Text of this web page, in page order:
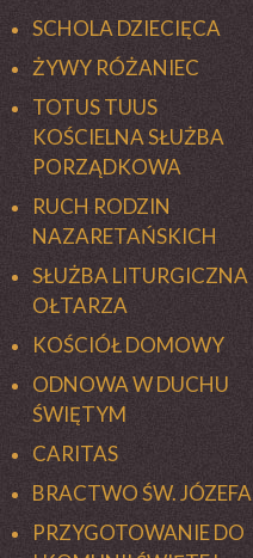
SCHOLA DZIECIĘCA
ŻYWY RÓŻANIEC
TOTUS TUUS
KOŚCIELNA SŁUŻBA
PORZĄDKOWA
RUCH RODZIN
NAZARETAŃSKICH
SŁUŻBA LITURGICZNA
OŁTARZA
KOŚCIÓŁ DOMOWY
ODNOWA W DUCHU
ŚWIĘTYM
CARITAS
BRACTWO ŚW. JÓZEFA
PRZYGOTOWANIE DO